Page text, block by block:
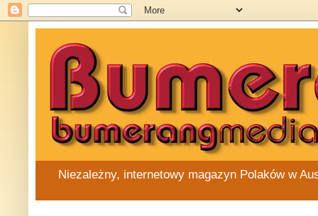
Niezależny, internetowy magazyn Polaków w